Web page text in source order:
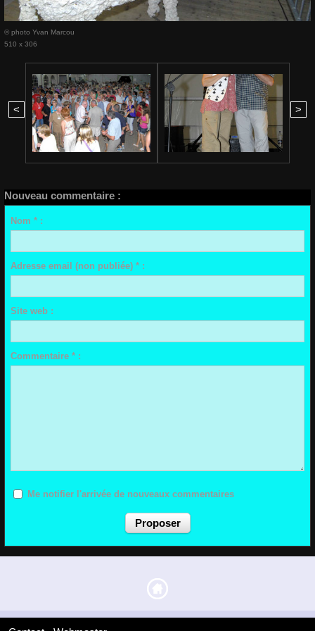
© photo Yvan Marcou
510 x 306
< >
Nouveau commentaire :
Nom * :
Adresse email (non publiée) * :
Site web :
Commentaire * :
Me notifier l'arrivée de nouveaux commentaires